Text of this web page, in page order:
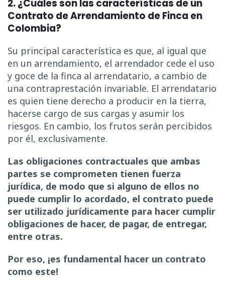
2. ¿Cuáles son las características de un
Contrato de Arrendamiento de Finca en
Colombia?
Su principal característica es que, al igual que
en un arrendamiento, el arrendador cede el uso
y goce de la finca al arrendatario, a cambio de
una contraprestación invariable. El arrendatario
es quien tiene derecho a producir en la tierra,
hacerse cargo de sus cargas y asumir los
riesgos. En cambio, los frutos serán percibidos
por él, exclusivamente.
Las obligaciones contractuales que ambas
partes se comprometen tienen fuerza
jurídica, de modo que si alguno de ellos no
puede cumplir lo acordado, el contrato puede
ser utilizado jurídicamente para hacer cumplir
obligaciones de hacer, de pagar, de entregar,
entre otras.
Por eso, ¡es fundamental hacer un contrato
como este!